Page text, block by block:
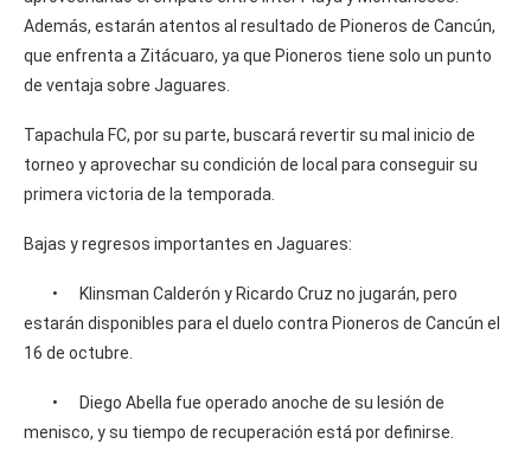
Además, estarán atentos al resultado de Pioneros de Cancún,
que enfrenta a Zitácuaro, ya que Pioneros tiene solo un punto
de ventaja sobre Jaguares.
Tapachula FC, por su parte, buscará revertir su mal inicio de
torneo y aprovechar su condición de local para conseguir su
primera victoria de la temporada.
Bajas y regresos importantes en Jaguares:
• Klinsman Calderón y Ricardo Cruz no jugarán, pero
estarán disponibles para el duelo contra Pioneros de Cancún el
16 de octubre.
• Diego Abella fue operado anoche de su lesión de
menisco, y su tiempo de recuperación está por definirse.